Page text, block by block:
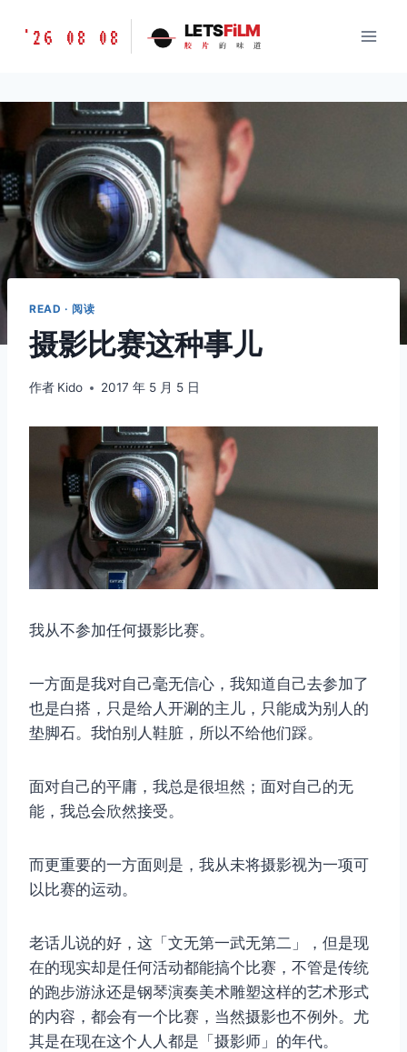
胶
味
LETSFILM
'26 08 08 LETSFiLM
胶 片 的 味 道
READ · 阅读
摄影比赛这种事儿
作者 Kido 2017 年 5 月 5 日
我从不参加任何摄影比赛。
一方面是我对自己毫无信心，我知道自己去参加了
也是白搭，只是给人开涮的主儿，只能成为别人的
垫脚石。我怕别人鞋脏，所以不给他们踩。
面对自己的平庸，我总是很坦然；面对自己的无
能，我总会欣然接受。
而更重要的一方面则是，我从未将摄影视为一项可
以比赛的运动。
老话儿说的好，这「文无第一武无第二」，但是现
在的现实却是任何活动都能搞个比赛，不管是传统
的跑步游泳还是钢琴演奏美术雕塑这样的艺术形式
的内容，都会有一个比赛，当然摄影也不例外。尤
其是在现在这个人人都是「摄影师」的年代。